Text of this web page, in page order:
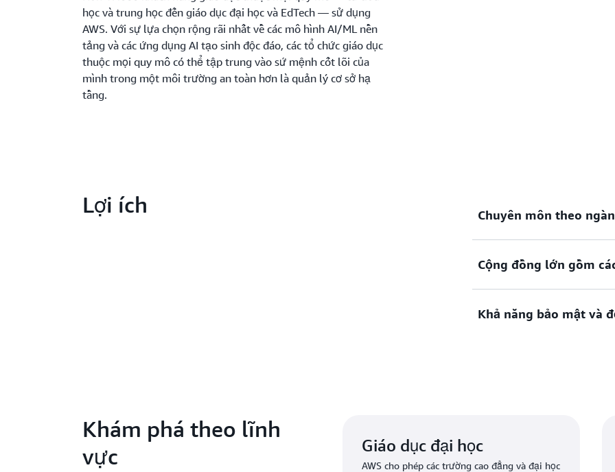
học và trung học đến giáo dục đại học và EdTech — sử dụng
AWS. Với sự lựa chọn rộng rãi nhất về các mô hình AI/ML nền
tảng và các ứng dụng AI tạo sinh độc đáo, các tổ chức giáo dục
thuộc mọi quy mô có thể tập trung vào sứ mệnh cốt lõi của
mình trong một môi trường an toàn hơn là quản lý cơ sở hạ
tầng.
Lợi ích Chuyên môn theo
Các nhà lãnh đạo giáo dục
để cải thiện trải nghiệm
Cộng đồng lớn gồm
Với cộng đồng lớn nhất
Khả năng bảo mật và
Khám phá theo lĩnh
vực
Giáo dục đại học
AWS cho phép các trường cao đẳng và đại học